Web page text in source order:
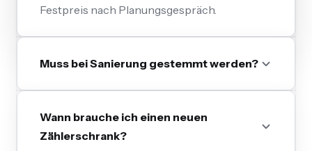
Festpreis nach Planungsgespräch.
Muss bei Sanierung gestemmt werden?
Wann brauche ich einen neuen
Zählerschrank?